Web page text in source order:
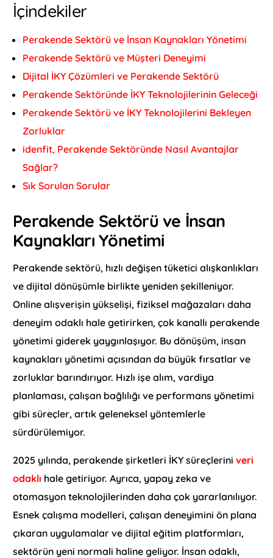
İçindekiler
Perakende Sektörü ve İnsan Kaynakları Yönetimi
Perakende Sektörü ve Müşteri Deneyimi
Dijital İKY Çözümleri ve Perakende Sektörü
Perakende Sektöründe İKY Teknolojilerinin Geleceği
Perakende Sektörü ve İKY Teknolojilerini Bekleyen
Zorluklar
idenfit, Perakende Sektöründe Nasıl Avantajlar
Sağlar?
Sık Sorulan Sorular
Perakende Sektörü ve İnsan
Kaynakları Yönetimi
Perakende sektörü, hızlı değişen tüketici alışkanlıkları
ve dijital dönüşümle birlikte yeniden şekilleniyor.
Online alışverişin yükselişi, fiziksel mağazaları daha
deneyim odaklı hale getirirken, çok kanallı perakende
yönetimi giderek yaygınlaşıyor. Bu dönüşüm, insan
kaynakları yönetimi açısından da büyük fırsatlar ve
zorluklar barındırıyor. Hızlı işe alım, vardiya
planlaması, çalışan bağlılığı ve performans yönetimi
gibi süreçler, artık geleneksel yöntemlerle
sürdürülemiyor.
2025 yılında, perakende şirketleri İKY süreçleriniveri
odaklı hale getiriyor. Ayrıca, yapay zeka ve
otomasyon teknolojilerinden daha çok yararlanılıyor.
Esnek çalışma modelleri, çalışan deneyimini ön plana
çıkaran uygulamalar ve dijital eğitim platformları,
sektörün yeni normali haline geliyor. İnsan odaklı,